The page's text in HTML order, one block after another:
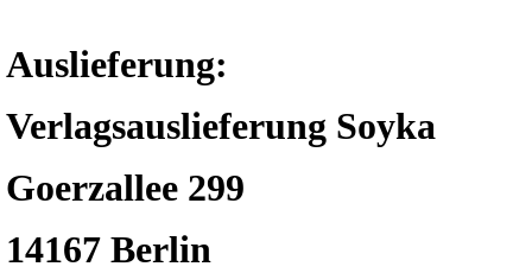
Auslieferung:
Verlagsauslieferung Soyka
Goerzallee 299
14167 Berlin